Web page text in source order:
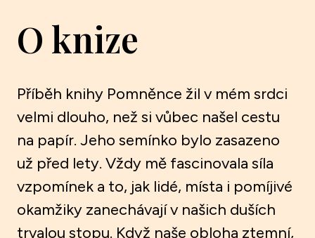
O knize
Příběh knihy Pomněnce žil v mém srdci
velmi dlouho, než si vůbec našel cestu
na papír. Jeho semínko bylo zasazeno
už před lety. Vždy mě fascinovala síla
vzpomínek a to, jak lidé, místa i pomíjivé
okamžiky zanechávají v našich duších
trvalou stopu. Když naše obloha ztemní,